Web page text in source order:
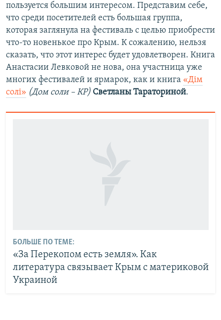
пользуется большим интересом. Представим себе,
что среди посетителей есть большая группа,
которая заглянула на фестиваль с целью приобрести
что-то новенькое про Крым. К сожалению, нельзя
сказать, что этот интерес будет удовлетворен. Книга
Анастасии Левковой не нова, она участница уже
многих фестивалей и ярмарок, как и книга «Дім
солі» (Дом соли – КР) Светланы Тараториной.
БОЛЬШЕ ПО ТЕМЕ:
«За Перекопом есть земля». Как
литература связывает Крым с материковой
Украиной